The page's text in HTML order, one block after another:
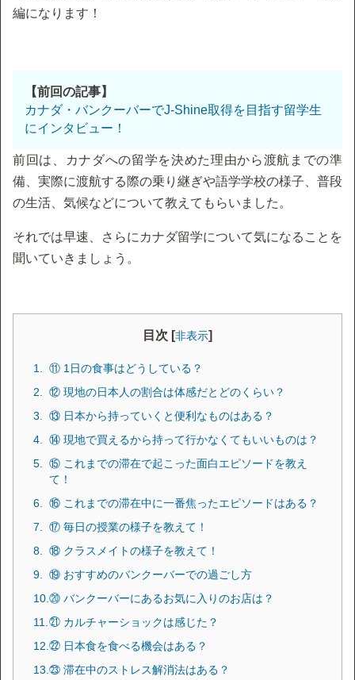
編になります！
【前回の記事】
カナダ・バンクーバーでJ-Shine取得を目指す留学生
にインタビュー！
前回は、カナダへの留学を決めた理由から渡航までの準
備、実際に渡航する際の乗り継ぎや語学学校の様子、普段
の生活、気候などについて教えてもらいました。
それでは早速、さらにカナダ留学について気になることを
聞いていきましょう。
目次 [非表示]
⑪ 1日の食事はどうしている？
⑫ 現地の日本人の割合は体感だとどのくらい？
⑬ 日本から持っていくと便利なものはある？
⑭ 現地で買えるから持って行かなくてもいいものは？
⑮ これまでの滞在で起こった面白エピソードを教え
て！
⑯ これまでの滞在中に一番焦ったエピソードはある？
⑰ 毎日の授業の様子を教えて！
⑱ クラスメイトの様子を教えて！
⑲ おすすめのバンクーバーでの過ごし方
⑳ バンクーバーにあるお気に入りのお店は？
㉑ カルチャーショックは感じた？
㉒ 日本食を食べる機会はある？
㉓ 滞在中のストレス解消法はある？